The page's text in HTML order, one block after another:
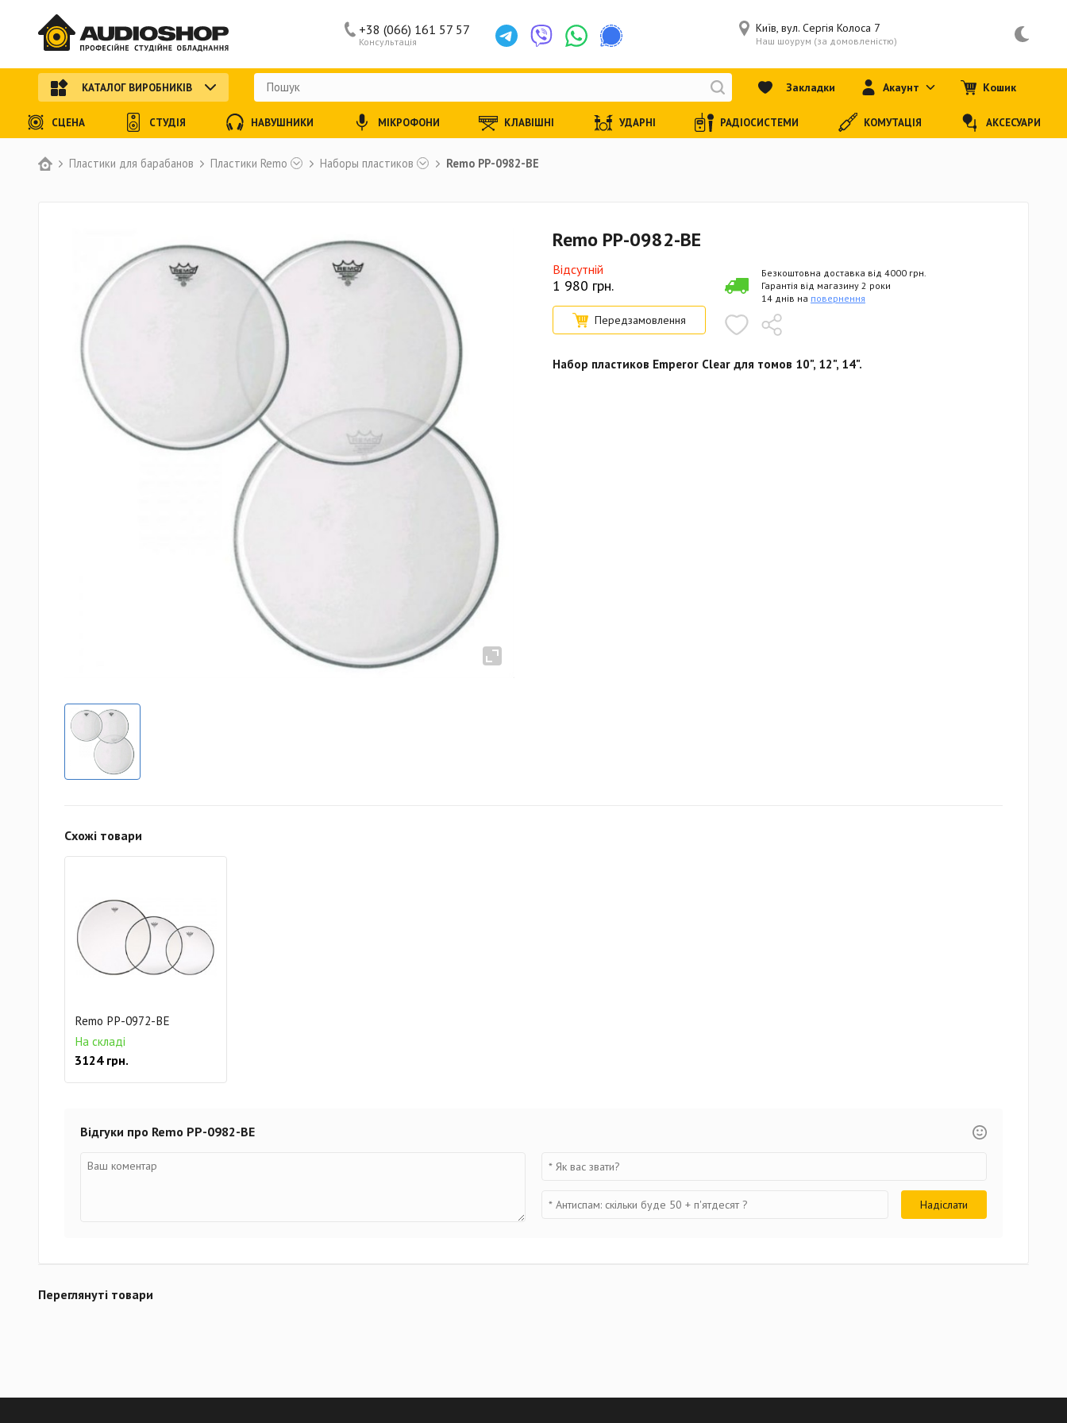
Пластики для барабанов Пластики Remo Наборы пластиков Remo PP-0982-BE
Remo PP-0982-BE
Відсутній
1 980 грн.
Передзамовлення
Безкоштовна доставка від 4000 грн.
Гарантія від магазину 2 роки
14 днів на повернення
Набор пластиков Emperor Clear для томов 10", 12", 14".
Схожі товари
Remo PP-0972-BE
На складі
3124 грн.
Відгуки про Remo PP-0982-BE
Переглянуті товари
Консультація
+38 (066) 161 57 57 Київ, вул. Сергія Колоса 7
Наш шоурум (за домовленістю)
КАТАЛОГ ВИРОБНИКІВ Закладки Акаунт Кошик
СЦЕНА СТУДІЯ НАВУШНИКИ МІКРОФОНИ КЛАВІШНІ УДАРНІ РАДІОСИСТЕМИ КОМУТАЦІЯ АКСЕСУАРИ